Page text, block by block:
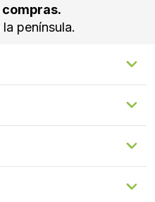
península.